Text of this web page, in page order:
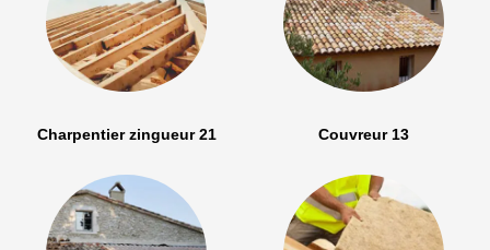
Charpentier zingueur 21 Couvreur 13